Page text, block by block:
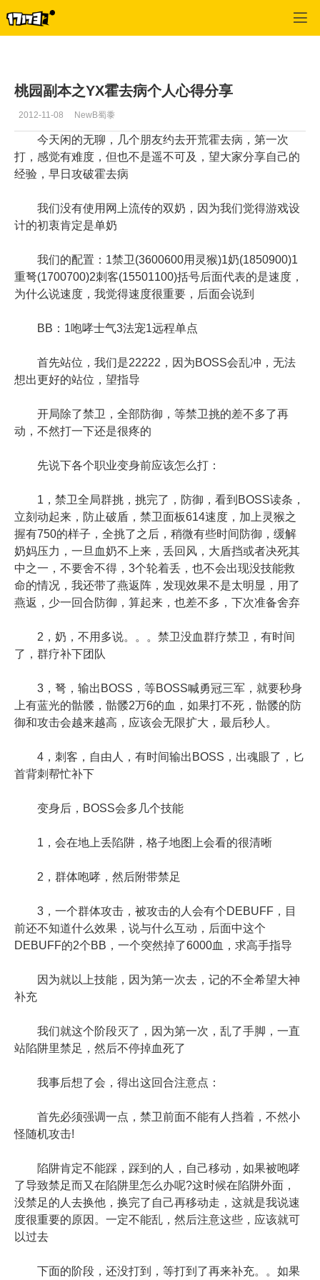
桃园副本之YX霍去病个人心得分享
2012-11-08 NewB蜀黍
今天闲的无聊，几个朋友约去开荒霍去病，第一次
打，感觉有难度，但也不是遥不可及，望大家分享自己的
经验，早日攻破霍去病
我们没有使用网上流传的双奶，因为我们觉得游戏设
计的初衷肯定是单奶
我们的配置：1禁卫(3600600用灵猴)1奶(1850900)1
重弩(1700700)2刺客(15501100)括号后面代表的是速度，
为什么说速度，我觉得速度很重要，后面会说到
BB：1咆哮士气3法宠1远程单点
首先站位，我们是22222，因为BOSS会乱冲，无法
想出更好的站位，望指导
开局除了禁卫，全部防御，等禁卫挑的差不多了再
动，不然打一下还是很疼的
先说下各个职业变身前应该怎么打：
1，禁卫全局群挑，挑完了，防御，看到BOSS读条，
立刻动起来，防止破盾，禁卫面板614速度，加上灵猴之
握有750的样子，全挑了之后，稍微有些时间防御，缓解
奶妈压力，一旦血奶不上来，丢回风，大盾挡或者决死其
中之一，不要舍不得，3个轮着丢，也不会出现没技能救
命的情况，我还带了燕返阵，发现效果不是太明显，用了
燕返，少一回合防御，算起来，也差不多，下次准备舍弃
2，奶，不用多说。。。禁卫没血群疗禁卫，有时间
了，群疗补下团队
3，弩，输出BOSS，等BOSS喊勇冠三军，就要秒身
上有蓝光的骷髅，骷髅2万6的血，如果打不死，骷髅的防
御和攻击会越来越高，应该会无限扩大，最后秒人。
4，刺客，自由人，有时间输出BOSS，出魂眼了，匕
首背刺帮忙补下
变身后，BOSS会多几个技能
1，会在地上丢陷阱，格子地图上会看的很清晰
2，群体咆哮，然后附带禁足
3，一个群体攻击，被攻击的人会有个DEBUFF，目
前还不知道什么效果，说与什么互动，后面中这个
DEBUFF的2个BB，一个突然掉了6000血，求高手指导
因为就以上技能，因为第一次去，记的不全希望大神
补充
我们就这个阶段灭了，因为第一次，乱了手脚，一直
站陷阱里禁足，然后不停掉血死了
我事后想了会，得出这回合注意点：
首先必须强调一点，禁卫前面不能有人挡着，不然小
怪随机攻击!
陷阱肯定不能踩，踩到的人，自己移动，如果被咆哮
了导致禁足而又在陷阱里怎么办呢?这时候在陷阱外面，
没禁足的人去换他，换完了自己再移动走，这就是我说速
度很重要的原因。一定不能乱，然后注意这些，应该就可
以过去
下面的阶段，还没打到，等打到了再来补充。。如果